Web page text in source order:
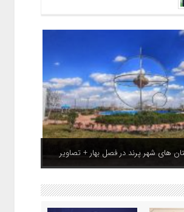
های شهر پرند در فصل بهار + تصاویر